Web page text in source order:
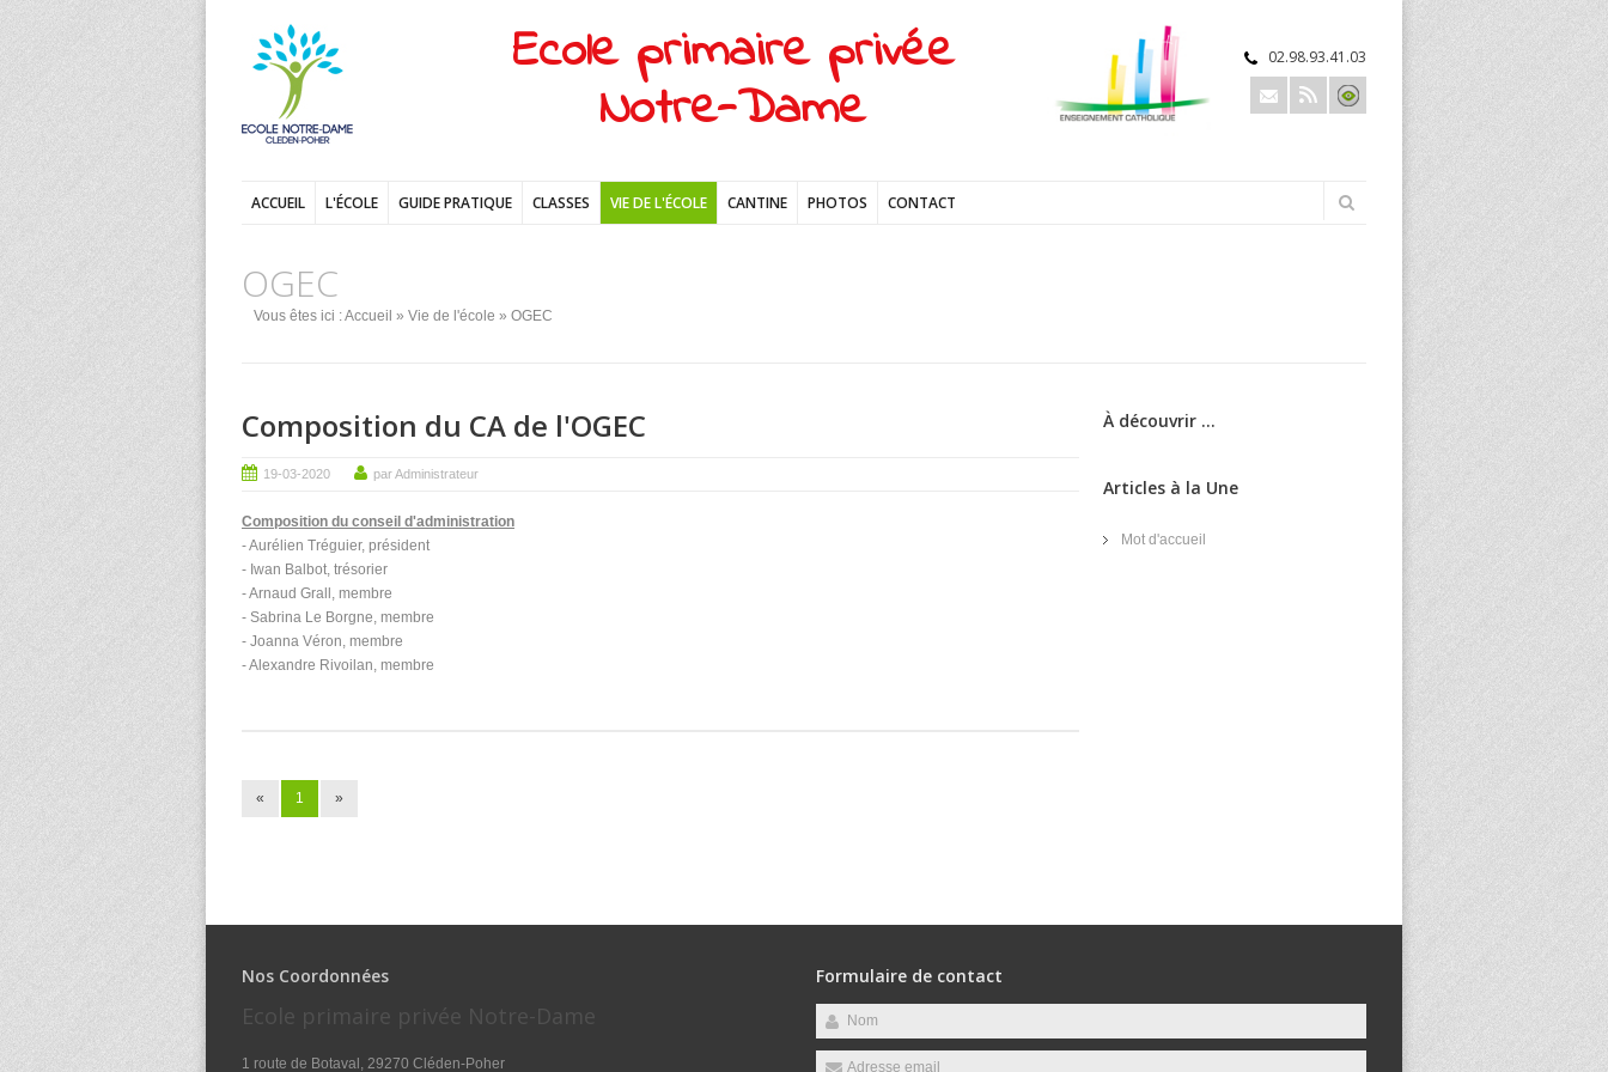
Ecole primaire privée
Notre-Dame
02.98.93.41.03
ACCUEIL L'ÉCOLE GUIDE PRATIQUE CLASSES VIE DE L'ÉCOLE CANTINE PHOTOS CONTACT
OGEC
Vous êtes ici :Accueil » Vie de l'école » OGEC
Composition du CA de l'OGEC
19-03-2020 par Administrateur
Composition du conseil d'administration
- Aurélien Tréguier, président
- Iwan Balbot, trésorier
- Arnaud Grall, membre
- Sabrina Le Borgne, membre
- Joanna Véron, membre
- Alexandre Rivoilan, membre
« 1 »
À découvrir ...
Articles à la Une
Mot d'accueil
Nos Coordonnées
Ecole primaire privée Notre-Dame
1 route de Botaval, 29270 Cléden-Poher
Formulaire de contact